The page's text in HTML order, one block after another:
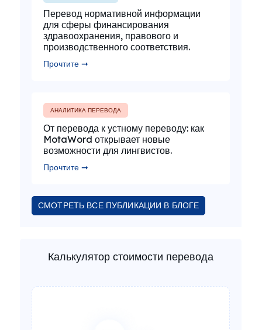
Перевод нормативной информации
для сферы финансирования
здравоохранения, правового и
производственного соответствия.
Прочтите ➞
АНАЛИТИКА ПЕРЕВОДА
От перевода к устному переводу: как
MotaWord открывает новые
возможности для лингвистов.
Прочтите ➞
СМОТРЕТЬ ВСЕ ПУБЛИКАЦИИ В БЛОГЕ
Калькулятор стоимости перевода